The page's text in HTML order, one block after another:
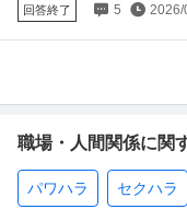
回答終了 5 2026/
職場・人間関係に関
パワハラ セクハラ